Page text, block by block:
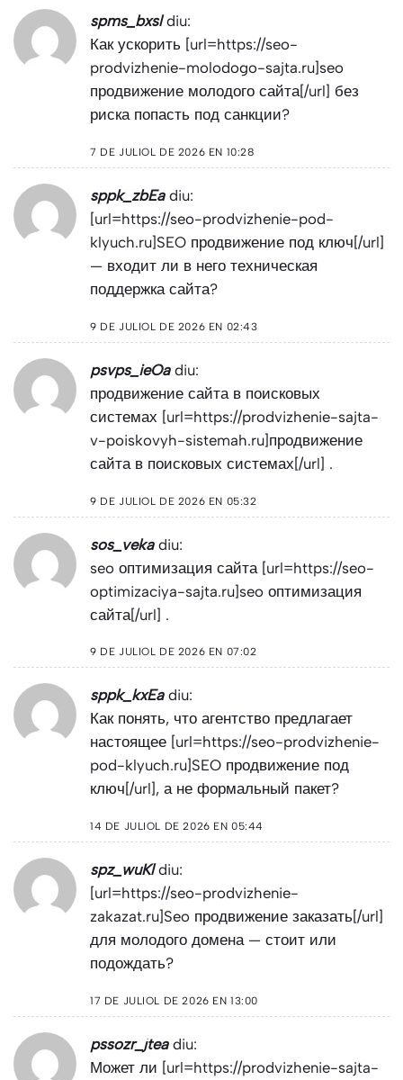
spms_bxsl diu:
Как ускорить [url=https://seo-
prodvizhenie-molodogo-sajta.ru]seo
продвижение молодого сайта[/url] без
риска попасть под санкции?
7 DE JULIOL DE 2026 EN 10:28
sppk_zbEa diu:
[url=https://seo-prodvizhenie-pod-
klyuch.ru]SEO продвижение под ключ[/url]
— входит ли в него техническая
поддержка сайта?
9 DE JULIOL DE 2026 EN 02:43
psvps_ieOa diu:
продвижение сайта в поисковых
системах [url=https://prodvizhenie-sajta-
v-poiskovyh-sistemah.ru]продвижение
сайта в поисковых системах[/url] .
9 DE JULIOL DE 2026 EN 05:32
sos_veka diu:
seo оптимизация сайта [url=https://seo-
optimizaciya-sajta.ru]seo оптимизация
сайта[/url] .
9 DE JULIOL DE 2026 EN 07:02
sppk_kxEa diu:
Как понять, что агентство предлагает
настоящее [url=https://seo-prodvizhenie-
pod-klyuch.ru]SEO продвижение под
ключ[/url], а не формальный пакет?
14 DE JULIOL DE 2026 EN 05:44
spz_wuKl diu:
[url=https://seo-prodvizhenie-
zakazat.ru]Seo продвижение заказать[/url]
для молодого домена — стоит или
подождать?
17 DE JULIOL DE 2026 EN 13:00
pssozr_jtea diu:
Может ли [url=https://prodvizhenie-sajta-